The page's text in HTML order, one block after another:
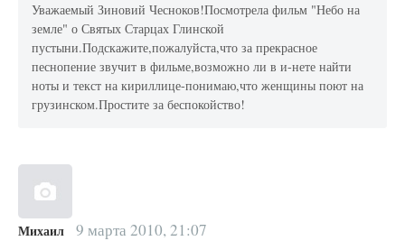
Уважаемый Зиновий Чесноков!Посмотрела фильм "Небо на
земле" о Святых Старцах Глинской
пустыни.Подскажите,пожалуйста,что за прекрасное
песнопение звучит в фильме,возможно ли в и-нете найти
ноты и текст на кириллице-понимаю,что женщины поют на
грузинском.Простите за беспокойство!
Михаил 9 марта 2010, 21:07